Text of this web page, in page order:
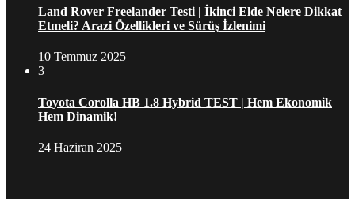
Land Rover Freelander Testi | İkinci Elde Nelere Dikkat
Etmeli? Arazi Özellikleri ve Sürüş İzlenimi
10 Temmuz 2025
3
Toyota Corolla HB 1.8 Hybrid TEST | Hem Ekonomik
Hem Dinamik!
24 Haziran 2025